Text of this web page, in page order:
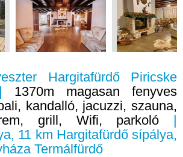
Hargitafürdő Piricske
| 1370m magasan fenyves
kandalló, jacuzzi, szauna,
grill, Wifi, parkoló |
11 km Hargitafürdő sípálya,
Termálfürdő